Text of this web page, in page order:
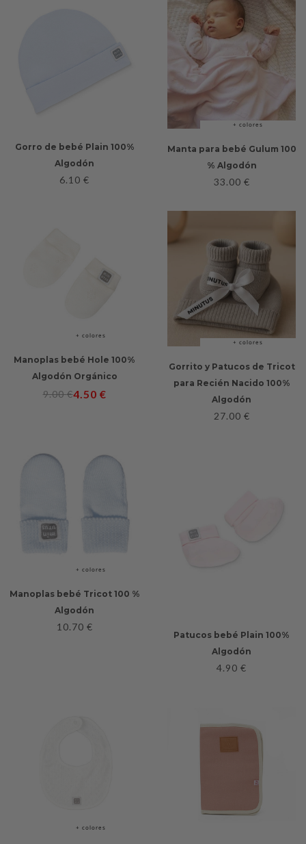
Gorro de bebé Plain 100%
Algodón
6.10 €
+ colores
Manta para bebé Gulum 100
% Algodón
33.00 €
+ colores
Manoplas bebé Hole 100%
Algodón Orgánico
9.00€4.50 €
+ colores
Gorrito y Patucos de Tricot
para Recién Nacido 100%
Algodón
27.00 €
+ colores
Manoplas bebé Tricot 100 %
Algodón
10.70 €
Patucos bebé Plain 100%
Algodón
4.90 €
+ colores